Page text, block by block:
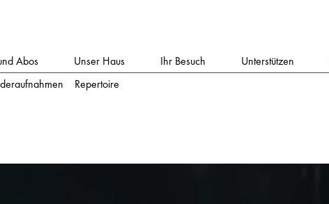
Repertoire
Abos Unser Haus Ihr Besuch Unterstützen